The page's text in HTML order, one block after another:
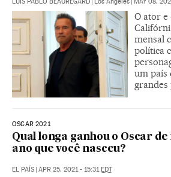
O ator e
mensal
política
um país
grandes
OSCAR 2021
Qual longa ganhou o Oscar
ano que você nasceu?
EL PAÍS | APR 25, 2021 - 15:31EDT